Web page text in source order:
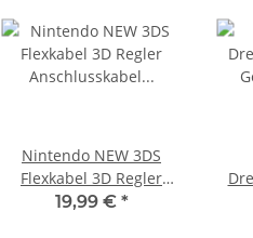
Nintendo NEW 3DS
Flexkabel 3D Regler
Anschlusskabel für
19,99 € *